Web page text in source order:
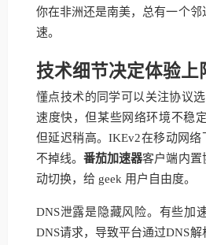
你在非洲还是南美，总有一个
速。
技术细节决定体验上
懂点技术的同学可以关注协议选
速度快，但某些网络环境不稳
但延迟稍高。IKEv2在移动网络
不掉线。番茄加速器客户端内置
动切换，给 geek 用户自由度。
DNS泄露是隐藏风险。有些加
DNS请求，导致平台通过DNS解